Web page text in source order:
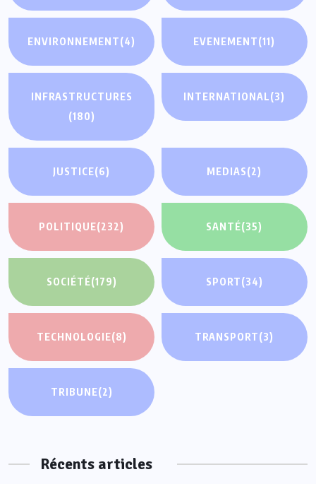
ENVIRONNEMENT(4) EVENEMENT(11)
INFRASTRUCTURES
(180)
INTERNATIONAL(3)
JUSTICE(6) MEDIAS(2)
POLITIQUE(232) SANTÉ(35)
SOCIÉTÉ(179) SPORT(34)
TECHNOLOGIE(8) TRANSPORT(3)
TRIBUNE(2)
Récents articles